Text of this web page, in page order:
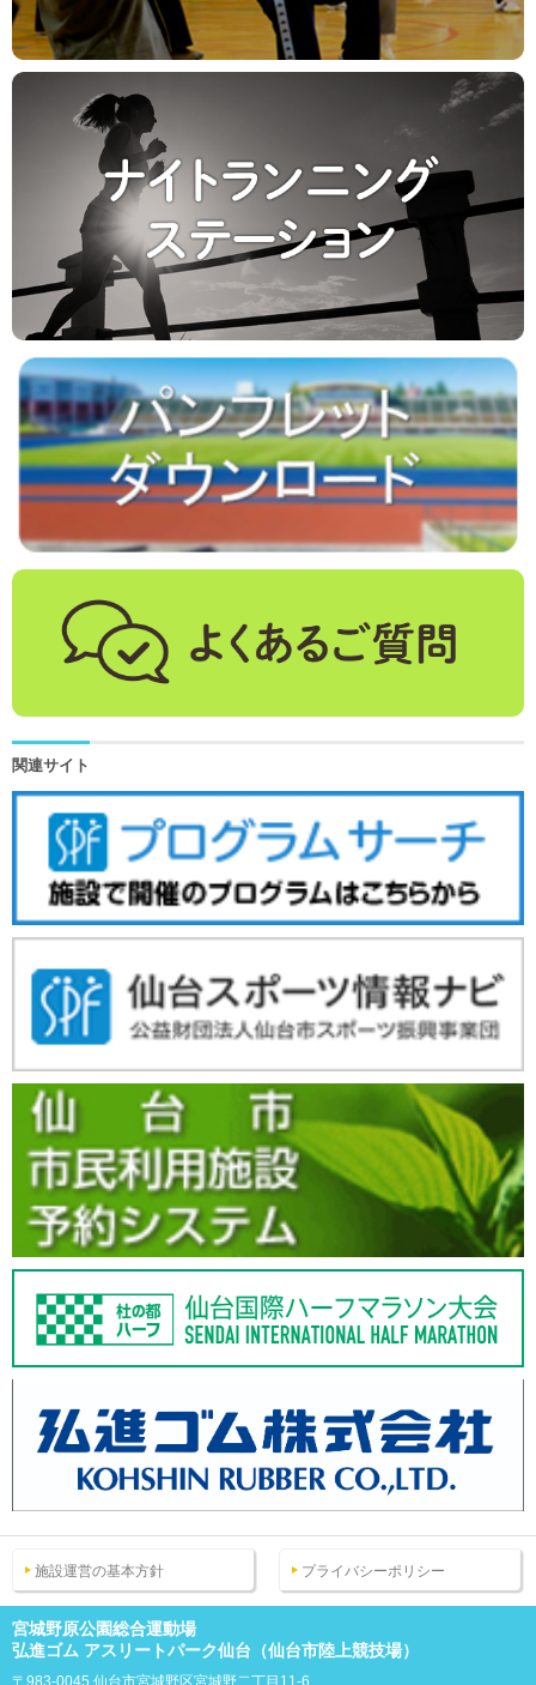
関連サイト
施設運営の基本方針 プライバシーポリシー
宮城野原公園総合運動場
弘進ゴム アスリートパーク仙台（仙台市陸上競技場）